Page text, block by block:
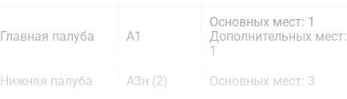
Главная палуба А1
Основных мест: 1
Дополнительных мест:
1
Нижняя палуба А3н (2) Основных мест: 3